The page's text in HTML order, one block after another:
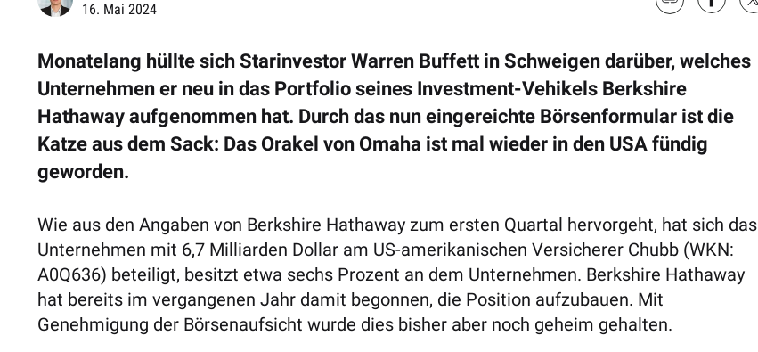
16. Mai 2024
Monatelang hüllte sich Starinvestor Warren Buffett in Schweigen darüber, welches
Unternehmen er neu in das Portfolio seines Investment-Vehikels Berkshire
Hathaway aufgenommen hat. Durch das nun eingereichte Börsenformular ist die
Katze aus dem Sack: Das Orakel von Omaha ist mal wieder in den USA fündig
geworden.
Wie aus den Angaben von Berkshire Hathaway zum ersten Quartal hervorgeht, hat sich das
Unternehmen mit 6,7 Milliarden Dollar am US-amerikanischen Versicherer Chubb (WKN:
A0Q636) beteiligt, besitzt etwa sechs Prozent an dem Unternehmen. Berkshire Hathaway
hat bereits im vergangenen Jahr damit begonnen, die Position aufzubauen. Mit
Genehmigung der Börsenaufsicht wurde dies bisher aber noch geheim gehalten.